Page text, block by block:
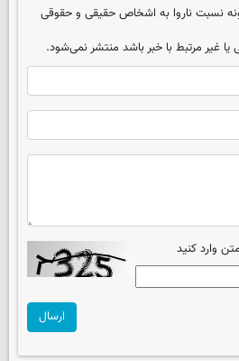
نسبت ناروا به اشخاص حقیقی و حقوقی
یا غیر مرتبط با خبر باشد منتشر نمی‌شود.
وارد کنید
ارسال